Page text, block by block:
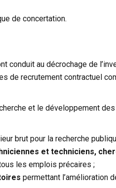
de concertation.
conduit au décrochage de
de recrutement contractuel
et le développement
brut pour la recherche
et techniciens,
les emplois précaires ;
permettant l’amélioration